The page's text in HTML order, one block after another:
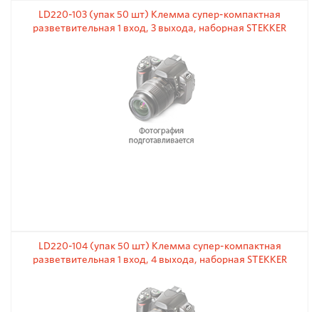
LD220-103 (упак 50 шт) Клемма супер-компактная
разветвительная 1 вход, 3 выхода, наборная STEKKER
LD220-104 (упак 50 шт) Клемма супер-компактная
разветвительная 1 вход, 4 выхода, наборная STEKKER